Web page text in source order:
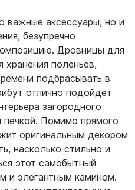
важные аксессуары, но и
безупречно
Дровницы для
хранения поленьев,
подбрасывать в
отлично подойдет
загородного
Помимо прямого
оригинальным декором
насколько стильно и
этот самобытный
и элегантным камином.